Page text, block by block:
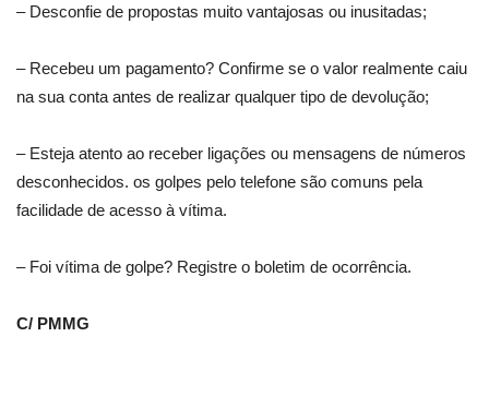
– Desconfie de propostas muito vantajosas ou inusitadas;
– Recebeu um pagamento? Confirme se o valor realmente caiu
na sua conta antes de realizar qualquer tipo de devolução;
– Esteja atento ao receber ligações ou mensagens de números
desconhecidos. os golpes pelo telefone são comuns pela
facilidade de acesso à vítima.
– Foi vítima de golpe? Registre o boletim de ocorrência.
C/ PMMG